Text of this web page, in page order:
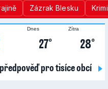
Zázrak Blesku Krimi
Dnes
27°
Zítra
28°
pro tisíce obcí